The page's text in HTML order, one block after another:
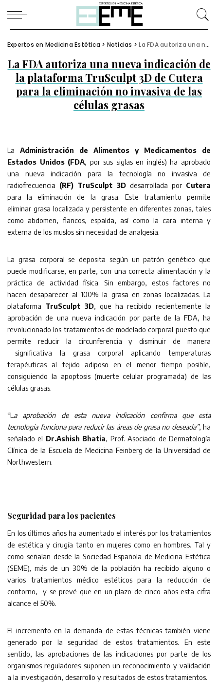
Expertos en Medicina Estética > Noticias >La FDA autoriza una nueva indicación de la plataforma TruSculpt 3D de Cutera para la eliminación no invasiva de las células grasas
La FDA autoriza una nueva indicación de
la plataforma TruSculpt 3D de Cutera
para la eliminación no invasiva de las
células grasas
La Administración de Alimentos y Medicamentos de
Estados Unidos (FDA, por sus siglas en inglés) ha aprobado
una nueva indicación para la tecnología no invasiva de
radiofrecuencia (RF) TruSculpt 3Ddesarrollada por Cutera
para la eliminación de la grasa. Este tratamiento permite
eliminar grasa localizada y persistente en diferentes zonas, tales
como abdomen, flancos, espalda, así como la cara interna y
externa de los muslos sin necesidad de analgesia.
La grasa corporal se deposita según un patrón genético que
puede modificarse, en parte, con una correcta alimentación y la
práctica de actividad física. Sin embargo, estos factores no
hacen desaparecer al 100% la grasa en zonas localizadas. La
plataforma TruSculpt 3D, que ha recibido recientemente la
aprobación de una nueva indicación por parte de la FDA, ha
revolucionado los tratamientos de modelado corporal puesto que
permite reducir la circunferencia y disminuir de manera
significativa la grasa corporal aplicando temperaturas
terapéuticas al tejido adiposo en el menor tiempo posible,
consiguiendo la apoptosis (muerte celular programada) de las
células grasas.
“L a aprobación de esta nueva indicación confirma que esta
tecnología funciona para reducir las áreas de grasa no deseada”, ha
señalado el Dr.Ashish Bhatia, Prof. Asociado de Dermatología
Clínica de la Escuela de Medicina Feinberg de la Universidad de
Northwestern.
Seguridad para los pacientes
En los últimos años ha aumentado el interés por los tratamientos
de estética y cirugía tanto en mujeres como en hombres. Tal y
como señalan desde la Sociedad Española de Medicina Estética
(SEME), más de un 30% de la población ha recibido alguno o
varios tratamientos médico estéticos para la reducción de
contorno, y se prevé que en un plazo de cinco años esta cifra
alcance el 50%.
El incremento en la demanda de estas técnicas también viene
generado por la seguridad de estos tratamientos. En este
sentido, las aprobaciones de las indicaciones por parte de los
organismos reguladores suponen un reconocimiento y validación
a la investigación, desarrollo y resultados de estos tratamientos.